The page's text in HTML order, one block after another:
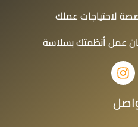
لاحتياجات عملك
عمل أنظمتك بسلاسة